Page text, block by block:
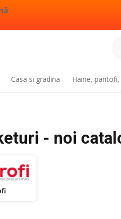
Casa si gradina Haine,
- noi